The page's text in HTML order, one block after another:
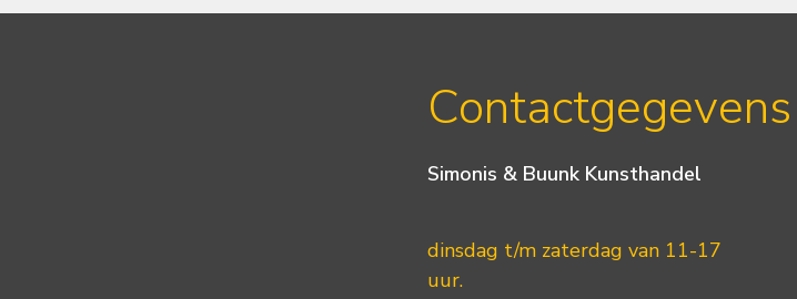
Contactgegevens
Simonis & Buunk Kunsthandel
dinsdag t/m zaterdag van 11-17
uur.